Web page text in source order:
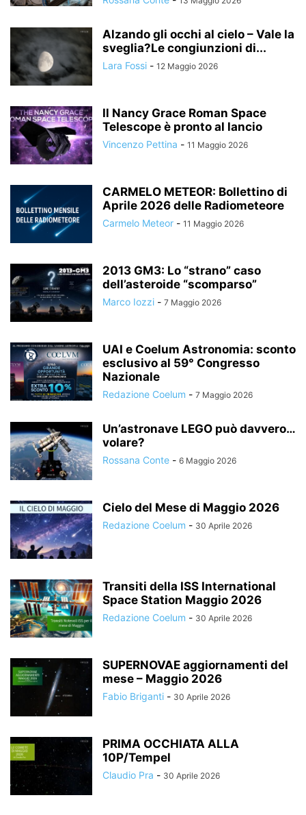
Alzando gli occhi al cielo – Vale la
sveglia?Le congiunzioni di...
Lara Fossi - 12 Maggio 2026
Il Nancy Grace Roman Space
Telescope è pronto al lancio
Vincenzo Pettina - 11 Maggio 2026
CARMELO METEOR: Bollettino di
Aprile 2026 delle Radiometeore
Carmelo Meteor - 11 Maggio 2026
2013 GM3: Lo “strano” caso
dell’asteroide “scomparso”
Marco Iozzi - 7 Maggio 2026
UAI e Coelum Astronomia: sconto
esclusivo al 59° Congresso
Nazionale
Redazione Coelum - 7 Maggio 2026
Un’astronave LEGO può davvero…
volare?
Rossana Conte - 6 Maggio 2026
Cielo del Mese di Maggio 2026
Redazione Coelum - 30 Aprile 2026
Transiti della ISS International
Space Station Maggio 2026
Redazione Coelum - 30 Aprile 2026
SUPERNOVAE aggiornamenti del
mese – Maggio 2026
Fabio Briganti - 30 Aprile 2026
PRIMA OCCHIATA ALLA
10P/Tempel
Claudio Pra - 30 Aprile 2026